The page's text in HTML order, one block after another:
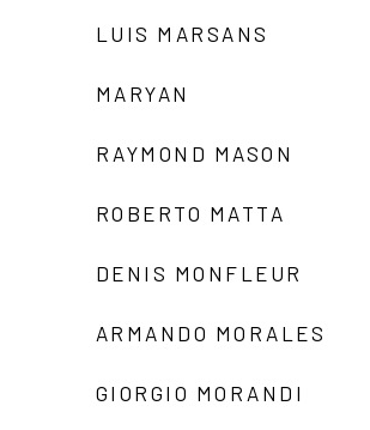
LUIS MARSANS
MARYAN
RAYMOND MASON
ROBERTO MATTA
DENIS MONFLEUR
ARMANDO MORALES
GIORGIO MORANDI